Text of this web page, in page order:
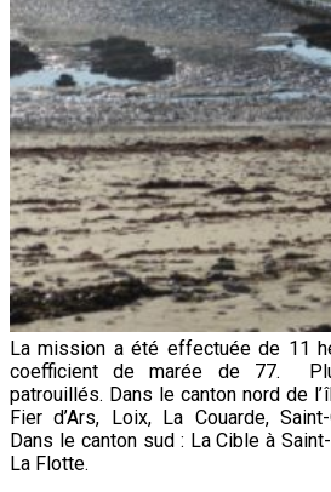
La mission a été effectuée de 11
coefficient de marée de 77.
patrouillés. Dans le canton nord de
Fier d’Ars, Loix, La Couarde,
Dans le canton sud : La Cible à
La Flotte.